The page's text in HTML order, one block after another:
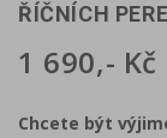
ŘÍČNÍCH
1 690,- Kč
Chcete být